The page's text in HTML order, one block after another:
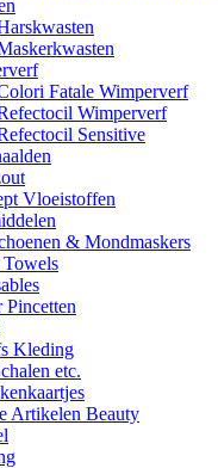
Fatale Wimperverf
Wimperverf
Sensitive
Vloeistoffen
& Mondmaskers
Pincetten
Kleding
etc.
Artikelen Beauty